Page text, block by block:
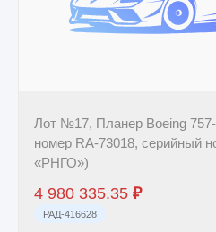
Лот №17, Планер Boeing
номер RA-73018, серийный
«РНГО»)
4 980 335.35 ₽
РАД-416628